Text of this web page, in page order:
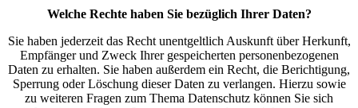
Welche Rechte haben Sie bezüglich Ihrer Daten?
Sie haben jederzeit das Recht unentgeltlich Auskunft über Herkunft,
Empfänger und Zweck Ihrer gespeicherten personenbezogenen
Daten zu erhalten. Sie haben außerdem ein Recht, die Berichtigung,
Sperrung oder Löschung dieser Daten zu verlangen. Hierzu sowie
zu weiteren Fragen zum Thema Datenschutz können Sie sich